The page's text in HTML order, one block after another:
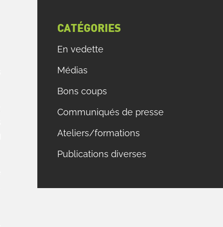
CATÉGORIES
En vedette
Médias
Bons coups
Communiqués de presse
Ateliers/formations
Publications diverses